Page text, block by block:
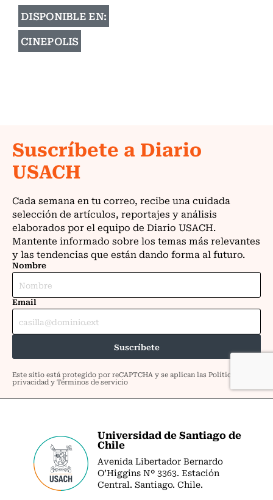
DISPONIBLE EN:
CINEPOLIS
Universidad de Santiago de
Chile
Avenida Libertador Bernardo
O’Higgins Nº 3363. Estación
Central. Santiago. Chile.